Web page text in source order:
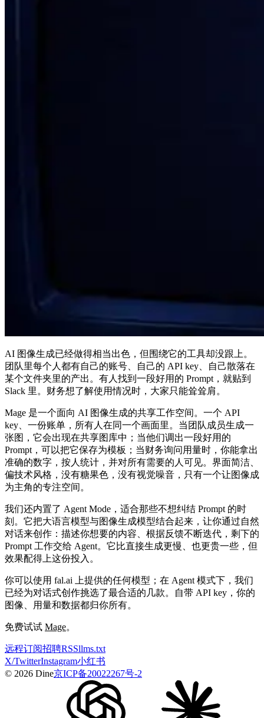
AI 图像生成已经做得相当出色，但围绕它的工具却没跟上。
团队里每个人都有自己的账号、自己的 API key、自己散落在
某个文件夹里的产出。有人找到一段好用的 Prompt，就贴到
Slack 里。财务想了解使用情况时，大家只能耸耸肩。
Mage 是一个面向 AI 图像生成的共享工作空间。一个 API
key、一份账单，所有人在同一个画面里。当团队成员生成一
张图，它会出现在共享图库中；当他们调出一段好用的
Prompt，可以把它保存为模板；当财务询问用量时，你能拿出
准确的数字，按人统计，并对所有需要的人可见。界面简洁、
偏技术风格，没有糖果色，没有视觉噪音，只有一个让图像成
为主角的专注空间。
我们还内置了 Agent Mode，适合那些不想纠结 Prompt 的时
刻。它把大语言模型与图像生成模型结合起来，让你通过自然
对话来创作：描述你想要的内容、根据反馈不断迭代，剩下的
Prompt 工作交给 Agent。它比直接生成更慢、也更贵一些，但
效果配得上这份投入。
你可以使用 fal.ai 上提供的任何模型；在 Agent 模式下，我们
已经为对话式创作挑选了最合适的几款。自带 API key，你的
图像、用量和数据都归你所有。
免费试试 Mage。
远程订阅招聘RSSllms.txt
X/TwitterInstagram小红书
© 2026 Dine京ICP备20022267号-2